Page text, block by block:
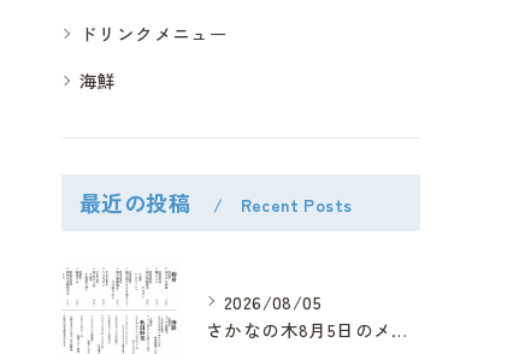
ドリンクメニュー
海鮮
最近の投稿 Recent Posts
2026/08/05
さかなの木8月5日のメニューです。